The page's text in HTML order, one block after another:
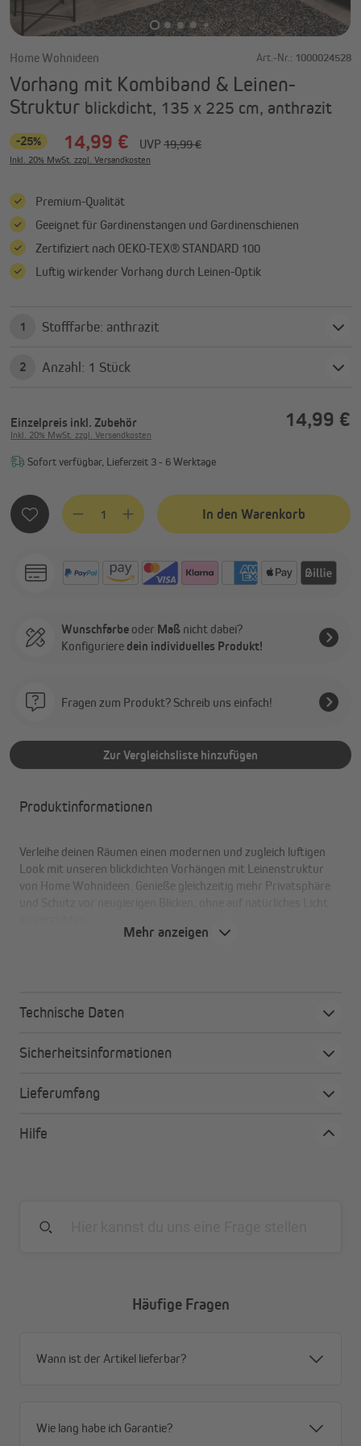
Home Wohnideen Art.-Nr.: 1000024528
Vorhang mit Kombiband & Leinen-
Struktur blickdicht, 135 x 225 cm, anthrazit
-25% 14,99 € UVP 19,99 €
Inkl. 20% MwSt. zzgl. Versandkosten
Premium-Qualität
Geeignet für Gardinenstangen und Gardinenschienen
Zertifiziert nach OEKO-TEX® STANDARD 100
Luftig wirkender Vorhang durch Leinen-Optik
1 Stofffarbe: anthrazit
2 Anzahl: 1 Stück
Einzelpreis inkl. Zubehör 14,99 €
Inkl. 20% MwSt. zzgl. Versandkosten
Sofort verfügbar, Lieferzeit 3 - 6 Werktage
Produkt Anzahl: Gib den gewünschten Wert ein oder
In den Warenkorb
Wunschfarbe oder Maß nicht dabei?
Konfiguriere dein individuelles Produkt!
Fragen zum Produkt? Schreib uns einfach!
Zur Vergleichsliste hinzufügen
Produktinformationen
Verleihe deinen Räumen einen modernen und zugleich luftigen
Look mit unseren blickdichten Vorhängen mit Leinenstruktur
von Home Wohnideen. Genieße gleichzeitig mehr Privatsphäre
Zeitlose Leinenästhetik und angenehme Haptik
In klassisch-eleganten Farben, passend für alle Räume
OEKO-TEX® Standard 100
Pflegeleicht
Mehr anzeigen
Technische Daten
Sicherheitsinformationen
Lieferumfang
Hilfe
Häufige Fragen
Wann ist der Artikel lieferbar?
Wie lang habe ich Garantie?